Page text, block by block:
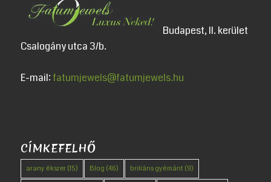
Budapest, II. kerület
Csalogány utca 3/b.
E-mail: fatumjewels@fatumjewels.hu
CÍMKEFELHŐ
arany ékszer(15) Blog (46) briliáns gyémánt (9)